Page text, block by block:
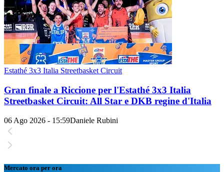
Estathé 3x3 Italia Streetbasket Circuit
Gran finale a Riccione per l'Estathé 3x3 Italia
Streetbasket Circuit: All Star e DKB regine d'Italia
06 Ago 2026 - 15:59Daniele Rubini
Mercato ora per ora